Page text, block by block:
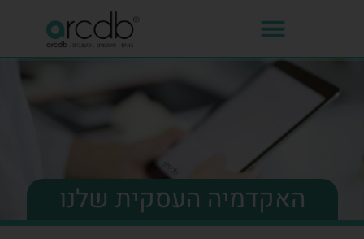
האקדמיה העסקית שלנו